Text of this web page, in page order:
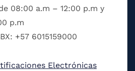
08:00 a.m – 12:00 p.m y
p.m
+57 6015159000
Electrónicas